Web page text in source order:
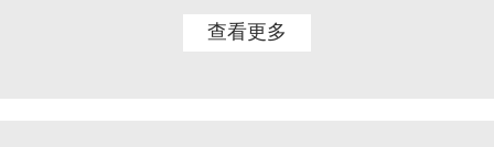
查看更多